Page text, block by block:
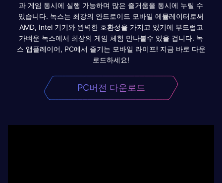
과 게임 동시에 실행 가능하며 많은 즐거움을 동시에 누릴 수
있습니다. 녹스는 최강의 안드로이드 모바일 에뮬레이터로써
AMD, Intel 기기와 완벽한 호환성을 가지고 있기에 부드럽고
가벼운 녹스에서 최상의 게임 체험 만나볼수 있을 겁니다. 녹
스 앱플레이어, PC에서 즐기는 모바일 라이프! 지금 바로 다운
로드하세요!
PC버전 다운로드